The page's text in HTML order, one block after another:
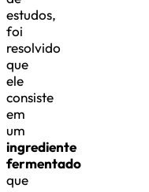
estudos,
foi
resolvido
que
ele
consiste
em
um
ingrediente
fermentado
que